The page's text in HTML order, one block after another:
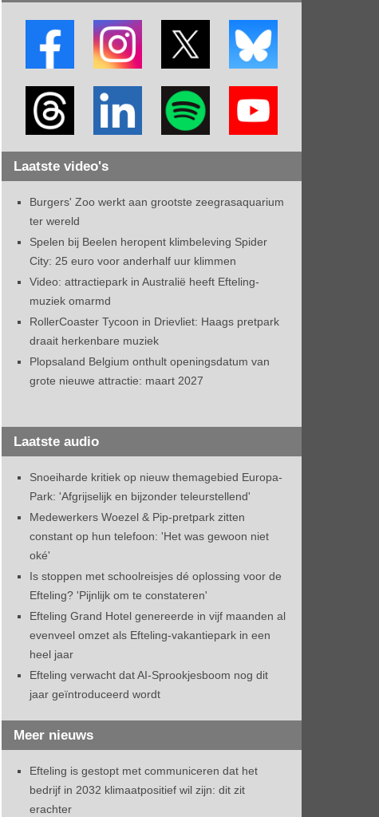
Laatste video's
Burgers' Zoo werkt aan grootste zeegrasaquarium
ter wereld
Spelen bij Beelen heropent klimbeleving Spider
City: 25 euro voor anderhalf uur klimmen
Video: attractiepark in Australië heeft Efteling-
muziek omarmd
RollerCoaster Tycoon in Drievliet: Haags pretpark
draait herkenbare muziek
Plopsaland Belgium onthult openingsdatum van
grote nieuwe attractie: maart 2027
Laatste audio
Snoeiharde kritiek op nieuw themagebied Europa-
Park: 'Afgrijselijk en bijzonder teleurstellend'
Medewerkers Woezel & Pip-pretpark zitten
constant op hun telefoon: 'Het was gewoon niet
oké'
Is stoppen met schoolreisjes dé oplossing voor de
Efteling? 'Pijnlijk om te constateren'
Efteling Grand Hotel genereerde in vijf maanden al
evenveel omzet als Efteling-vakantiepark in een
heel jaar
Efteling verwacht dat AI-Sprookjesboom nog dit
jaar geïntroduceerd wordt
Meer nieuws
Efteling is gestopt met communiceren dat het
bedrijf in 2032 klimaatpositief wil zijn: dit zit
erachter